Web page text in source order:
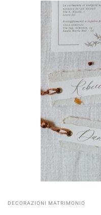
DECORAZIONI MATRIMONIO